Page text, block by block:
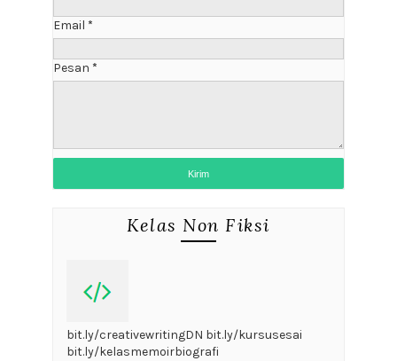
Email *
Pesan *
Kelas Non Fiksi
bit.ly/creativewritingDN bit.ly/kursusesai
bit.ly/kelasmemoirbiografi